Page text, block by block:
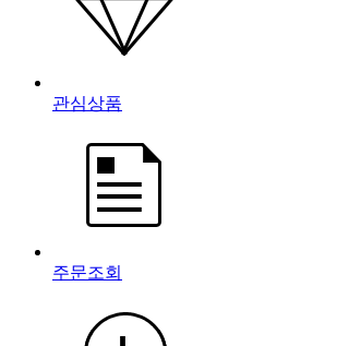
관심상품
주문조회